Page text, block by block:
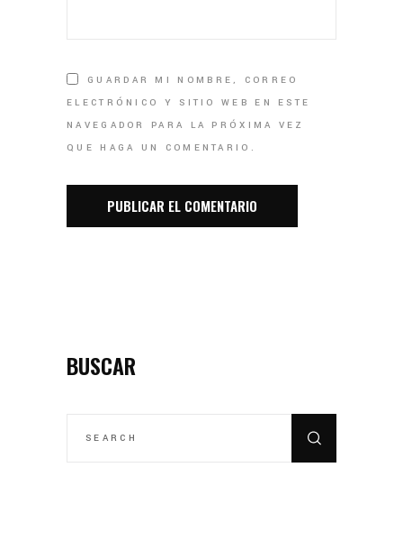
GUARDAR MI NOMBRE, CORREO
ELECTRÓNICO Y SITIO WEB EN ESTE
NAVEGADOR PARA LA PRÓXIMA VEZ
QUE HAGA UN COMENTARIO.
BUSCAR